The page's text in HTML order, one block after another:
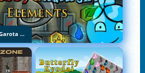
Menino De Fogo E Garota De Água 5: Elementos